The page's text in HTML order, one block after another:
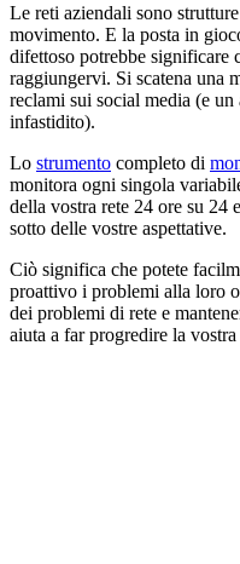
Le reti aziendali sono
movimento. E la posta in
difettoso potrebbe significare
raggiungervi. Si scatena una
reclami sui social media (e un
infastidito).
Lo strumento completo di
monitora ogni singola
della vostra rete 24 ore su 24
sotto delle vostre aspettative.
Ciò significa che potete
proattivo i problemi alla loro
dei problemi di rete e
aiuta a far progredire la vostra